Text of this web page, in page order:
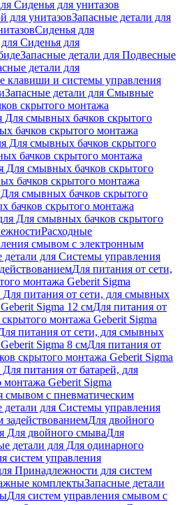
Сиденья для унитазов
для унитазовЗапасные детали для
Сиденья для
Сиденья для
Запасные детали для Подвесные
детали для
клавиши и системы управления
Запасные детали для Смывные
скрытого монтажа
Для смывных бачков скрытого
бачков скрытого монтажа
Для смывных бачков скрытого
бачков скрытого монтажа
Для смывных бачков скрытого
бачков скрытого монтажа
смывных бачков скрытого
бачков скрытого монтажа
Для смывных бачков скрытого
Расходные
смывом с электронным
детали для Системы управления
Для питания от сети,
монтажа Geberit Sigma
Для питания от сети, для смывных
Sigma 12 смДля питания от
монтажа Geberit Sigma
питания от сети, для смывных
Sigma 8 смДля питания от
скрытого монтажа Geberit Sigma
питания от батарей, для
Geberit Sigma
смывом с пневматическим
детали для Системы управления
Для двойного
Для двойного смываДля
детали для Для одинарного
систем управления
Принадлежности для систем
комплектыЗапасные детали
Для систем управления смывом с